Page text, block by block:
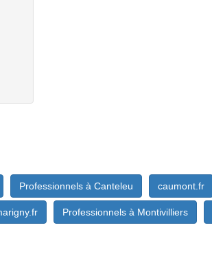
Professionnels à Canteleu caumont.fr
Professionnels à Montivilliers